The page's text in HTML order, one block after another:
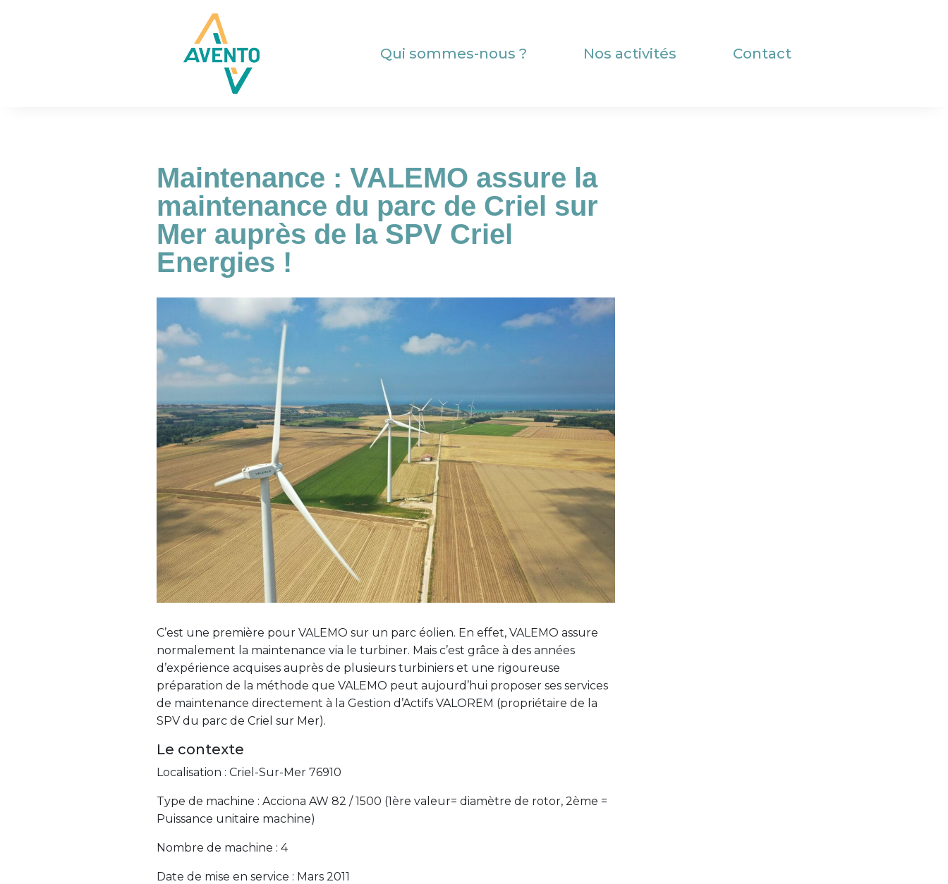
Qui sommes-nous ? Nos activités Contact
Maintenance : VALEMO assure la
maintenance du parc de Criel sur
Mer auprès de la SPV Criel
Energies !
C’est une première pour VALEMO sur un parc éolien. En effet, VALEMO assure
normalement la maintenance via le turbiner. Mais c’est grâce à des années
d’expérience acquises auprès de plusieurs turbiniers et une rigoureuse
préparation de la méthode que VALEMO peut aujourd’hui proposer ses services
de maintenance directement à la Gestion d’Actifs VALOREM (propriétaire de la
SPV du parc de Criel sur Mer).
Le contexte
Localisation : Criel-Sur-Mer 76910
Type de machine : Acciona AW 82 / 1500 (1ère valeur= diamètre de rotor, 2ème =
Puissance unitaire machine)
Nombre de machine : 4
Date de mise en service : Mars 2011